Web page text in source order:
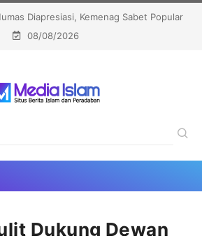
IKLHI 2026 Bukti Layanan Haji Kian
08/08/2026
Dukung Dewan